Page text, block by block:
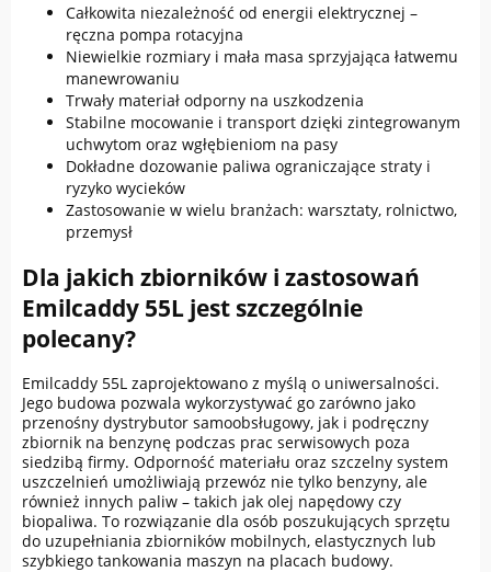
Całkowita niezależność od energii elektrycznej –
ręczna pompa rotacyjna
Niewielkie rozmiary i mała masa sprzyjająca łatwemu
manewrowaniu
Trwały materiał odporny na uszkodzenia
Stabilne mocowanie i transport dzięki zintegrowanym
uchwytom oraz wgłębieniom na pasy
Dokładne dozowanie paliwa ograniczające straty i
ryzyko wycieków
Zastosowanie w wielu branżach: warsztaty, rolnictwo,
przemysł
Dla jakich zbiorników i zastosowań
Emilcaddy 55L jest szczególnie
polecany?
Emilcaddy 55L zaprojektowano z myślą o uniwersalności.
Jego budowa pozwala wykorzystywać go zarówno jako
przenośny dystrybutor samoobsługowy, jak i podręczny
zbiornik na benzynę podczas prac serwisowych poza
siedzibą firmy. Odporność materiału oraz szczelny system
uszczelnień umożliwiają przewóz nie tylko benzyny, ale
również innych paliw – takich jak olej napędowy czy
biopaliwa. To rozwiązanie dla osób poszukujących sprzętu
do uzupełniania zbiorników mobilnych, elastycznych lub
szybkiego tankowania maszyn na placach budowy.